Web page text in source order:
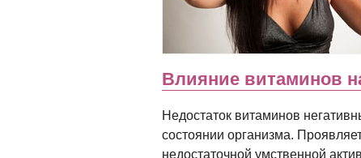
Влияние витаминов
Недостаток витаминов
состоянии организма.
недостаточной умственной